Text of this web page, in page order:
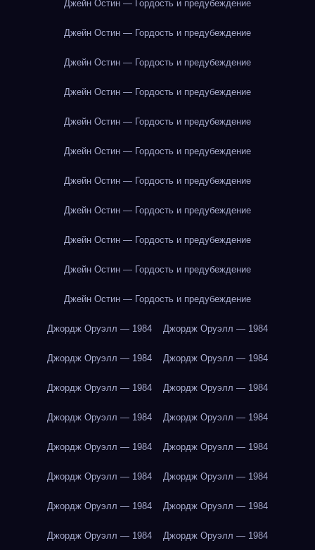
Джейн Остин — Гордость и предубеждение
Джейн Остин — Гордость и предубеждение
Джейн Остин — Гордость и предубеждение
Джейн Остин — Гордость и предубеждение
Джейн Остин — Гордость и предубеждение
Джейн Остин — Гордость и предубеждение
Джейн Остин — Гордость и предубеждение
Джейн Остин — Гордость и предубеждение
Джейн Остин — Гордость и предубеждение
Джейн Остин — Гордость и предубеждение
Джейн Остин — Гордость и предубеждение
Джордж Оруэлл — 1984 Джордж Оруэлл — 1984
Джордж Оруэлл — 1984 Джордж Оруэлл — 1984
Джордж Оруэлл — 1984 Джордж Оруэлл — 1984
Джордж Оруэлл — 1984 Джордж Оруэлл — 1984
Джордж Оруэлл — 1984 Джордж Оруэлл — 1984
Джордж Оруэлл — 1984 Джордж Оруэлл — 1984
Джордж Оруэлл — 1984 Джордж Оруэлл — 1984
Джордж Оруэлл — 1984 Джордж Оруэлл — 1984